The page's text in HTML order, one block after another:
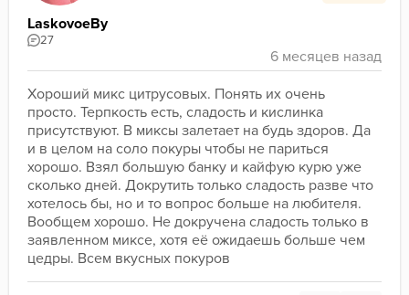
LaskovoeBy
27
Хороший микс цитрусовых. Понять их очень
просто. Терпкость есть, сладость и кислинка
присутствуют. В миксы залетает на будь здоров. Да
и в целом на соло покуры чтобы не париться
хорошо. Взял большую банку и кайфую курю уже
сколько дней. Докрутить только сладость разве что
хотелось бы, но и то вопрос больше на любителя.
Вообщем хорошо. Не докручена сладость только в
заявленном миксе, хотя её ожидаешь больше чем
цедры. Всем вкусных покуров